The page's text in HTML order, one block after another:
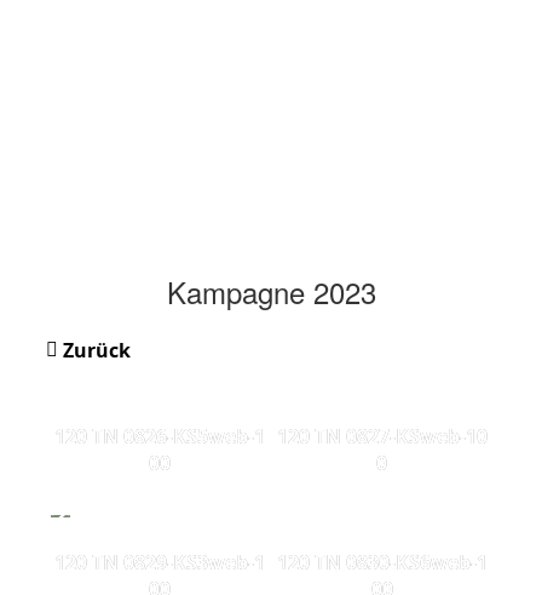
Kampagne 2023
Zurück
120 TN 0826-KS5web-1
00
120 TN 0827-KSweb-10
0
120 TN 0829-KS3web-1
00
120 TN 0830-KS6web-1
00